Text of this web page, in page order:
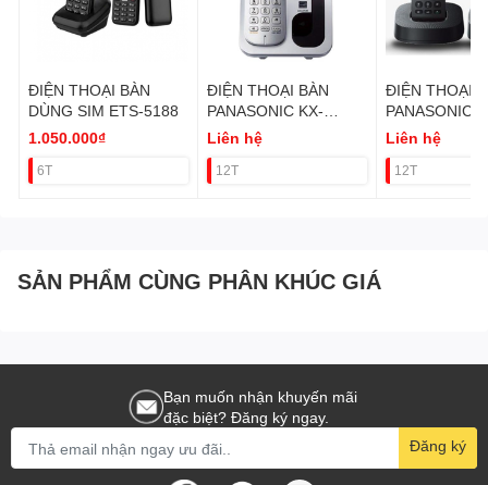
ĐIỆN THOẠI BÀN
DÙNG SIM ETS-5188
1.050.000₫
6T
ĐIỆN THOẠI BÀN
PANASONIC KX-
TGC210 VAT (ĐIỆN
THOẠI BÀN KHÔNG
DÂY MẸ BỒNG CON)
Liên hệ
12T
ĐIỆN THOẠI
PANASONIC
TGC312 VAT
THOẠI BÀN
DÂY MẸ
Liên hệ
12T
SẢN PHẨM CÙNG PHÂN KHÚC GIÁ
Bạn muốn nhận khuyến mãi
đặc biệt? Đăng ký ngay.
Đăng ký